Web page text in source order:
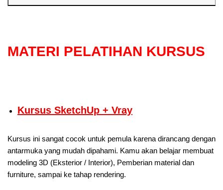
MATERI PELATIHAN KURSUS
Kursus SketchUp + Vray
Kursus ini sangat cocok untuk pemula karena dirancang dengan
antarmuka yang mudah dipahami. Kamu akan belajar membuat
modeling 3D (Eksterior / Interior), Pemberian material dan
furniture, sampai ke tahap rendering.